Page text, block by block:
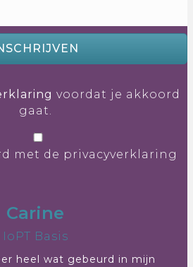
voordat je akkoord
gaat.
met de privacyverklaring
Carine
IoPT Basis
heel wat gebeurd in mijn